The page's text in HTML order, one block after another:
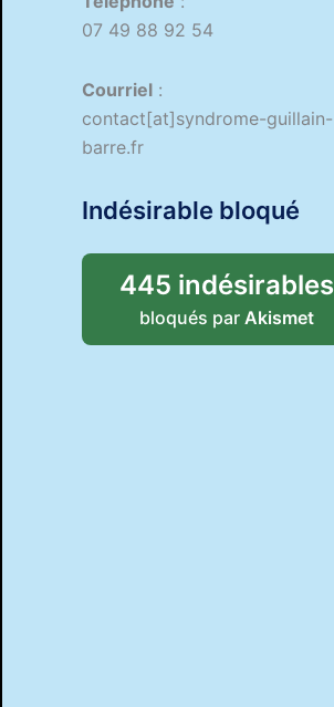
07 49 88 92 54
Courriel :
contact[at]syndrome-guillain-
barre.fr
Indésirable bloqué
445 indésirables
bloqués par Akismet